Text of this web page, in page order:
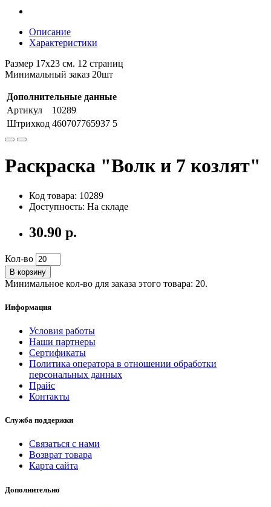
Описание
Характеристики
Размер 17х23 см. 12 страниц
Минимальный заказ 20шт
Дополнительные данные
Артикул
10289
Штрихкод 460707765937 5
Раскраска "Волк и 7 козлят"
Код товара: 10289
Доступность: На складе
30.90 р.
Кол-во
В корзину
Минимальное кол-во для заказа этого товара: 20.
Информация
Условия работы
Наши партнеры
Сертификаты
Политика оператора в отношении обработки
персональных данных
Прайс
Контакты
Служба поддержки
Связаться с нами
Возврат товара
Карта сайта
Дополнительно